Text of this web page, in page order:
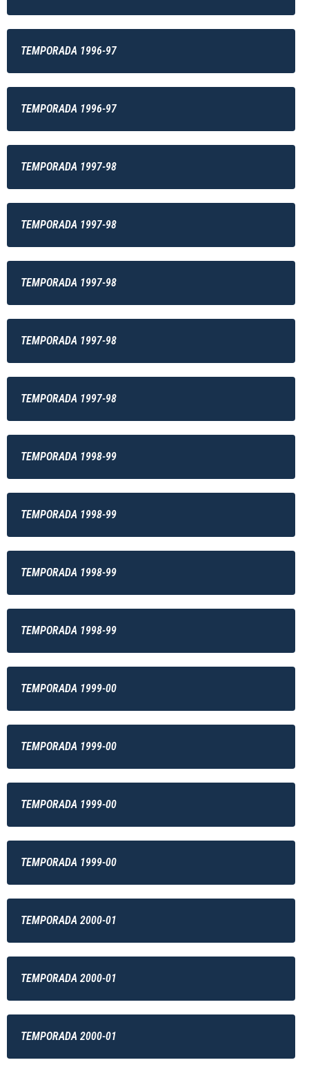
TEMPORADA 1996-97
TEMPORADA 1996-97
TEMPORADA 1997-98
TEMPORADA 1997-98
TEMPORADA 1997-98
TEMPORADA 1997-98
TEMPORADA 1997-98
TEMPORADA 1998-99
TEMPORADA 1998-99
TEMPORADA 1998-99
TEMPORADA 1998-99
TEMPORADA 1999-00
TEMPORADA 1999-00
TEMPORADA 1999-00
TEMPORADA 1999-00
TEMPORADA 2000-01
TEMPORADA 2000-01
TEMPORADA 2000-01